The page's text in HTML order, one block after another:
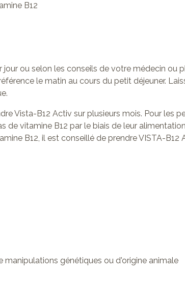
B12
ou selon les conseils de votre médecin ou
le matin au cours du petit déjeuner.
Vista-B12 Activ sur plusieurs mois. Pour les
de vitamine B12 par le biais de leur
B12, il est conseillé de prendre VISTA-B12
manipulations génétiques ou d'origine animale